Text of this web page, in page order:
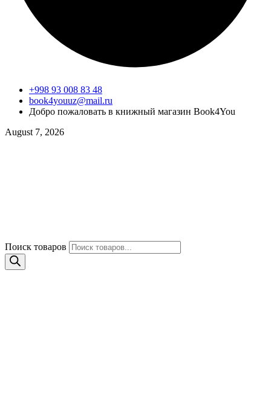
+998 93 008 83 48
book4youuz@mail.ru
Добро пожаловать в книжный магазин Book4You
August 7, 2026
Поиск товаров